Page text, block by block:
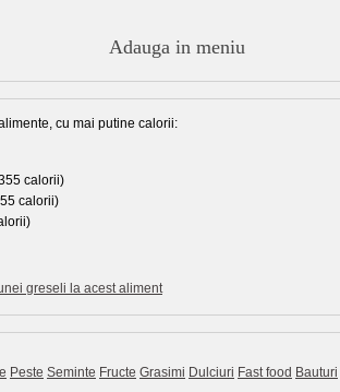
Adauga in meniu
cu mai putine calorii:
calorii)
calorii)
greseli la acest aliment
Peste Seminte Fructe Grasimi Dulciuri Fast food Bauturi